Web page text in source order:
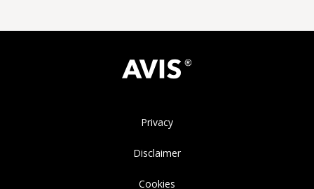
Privacy
Disclaimer
Cookies